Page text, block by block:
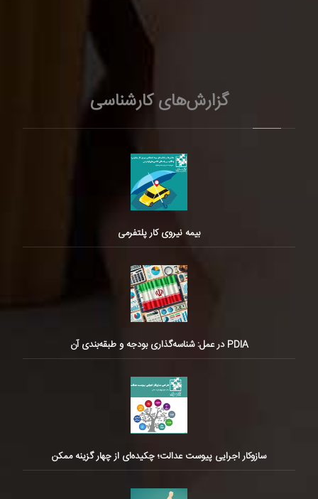
گزارش‌های کارشناسی
بیمه نیروی کار پلتفرمی
PDIA در عمل: شناسه‌گذاری بودجه و طبقه‌بندی آن
سازوکار اجرایی پیوست عدالت؛ چکیده‌ای از چهار گزینه ممکن